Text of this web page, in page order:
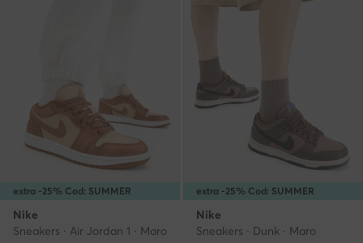
extra -25% Cod: SUMMER
Nike
Sneakers · Air Jordan 1 · Maro
extra -25% Cod: SUMMER
Nike
Sneakers · Dunk · Maro